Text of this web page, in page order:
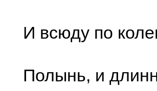
И всюду по
Полынь, и